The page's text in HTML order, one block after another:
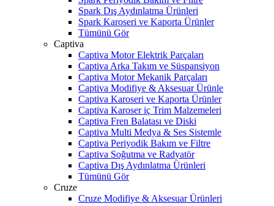
Spark Dış Aydınlatma Ürünleri
Spark Karoseri ve Kaporta Ürünler
Tümünü Gör
Captiva
Captiva Motor Elektrik Parçaları
Captiva Arka Takım ve Süspansiyon
Captiva Motor Mekanik Parçaları
Captiva Modifiye & Aksesuar Ürünle
Captiva Karoseri ve Kaporta Ürünler
Captiva Karoser iç Trim Malzemeleri
Captiva Fren Balatası ve Diski
Captiva Multi Medya & Ses Sistemle
Captiva Periyodik Bakım ve Filtre
Captiva Soğutma ve Radyatör
Captiva Dış Aydınlatma Ürünleri
Tümünü Gör
Cruze
Cruze Modifiye & Aksesuar Ürünleri